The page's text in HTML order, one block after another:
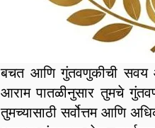
बचत आणि गुंतवणुकीची सवय
आराम पातळीनुसार तुमचे
तुमच्यासाठी सर्वोत्तम आणि